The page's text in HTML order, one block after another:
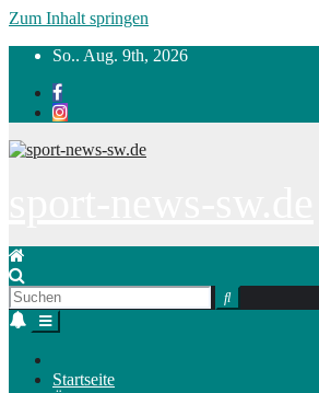
Zum Inhalt springen
So.. Aug. 9th, 2026
Startseite